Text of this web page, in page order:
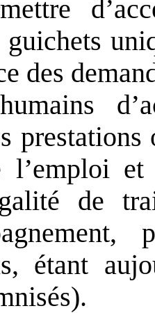
guichets
des
et
de
étant